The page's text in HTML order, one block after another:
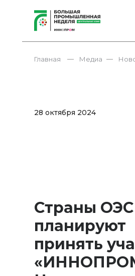
Главная — Медиа —
28 октября 2024
Страны ОЭС
планируют
принять